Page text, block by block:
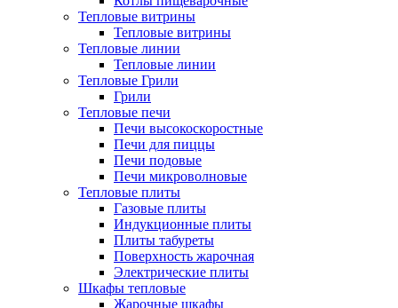
Тепловые витрины
Тепловые витрины
Тепловые линии
Тепловые линии
Тепловые Грили
Грили
Тепловые печи
Печи высокоскоростные
Печи для пиццы
Печи подовые
Печи микроволновые
Тепловые плиты
Газовые плиты
Индукционные плиты
Плиты табуреты
Поверхность жарочная
Электрические плиты
Шкафы тепловые
Жарочные шкафы